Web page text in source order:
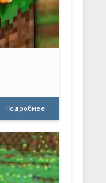
Подробнее